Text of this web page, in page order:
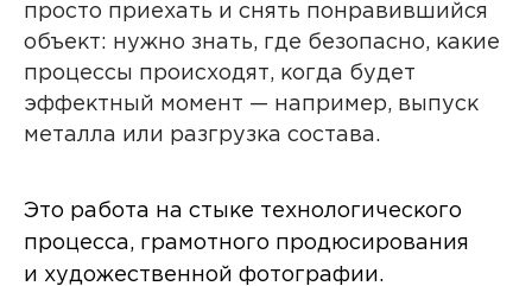
просто приехать и снять понравившийся
объект: нужно знать, где безопасно, какие
процессы происходят, когда будет
эффектный момент — например, выпуск
металла или разгрузка состава.
Это работа на стыке технологического
процесса, грамотного продюсирования
и художественной фотографии.